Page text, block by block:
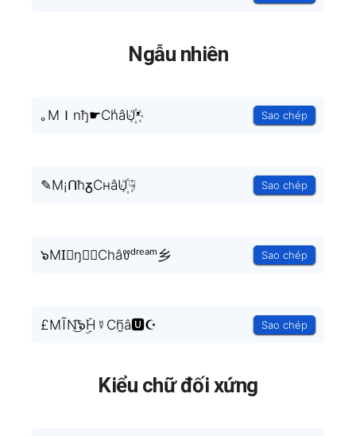
Ngẫu nhiên
｡MＩnђ☛Ch̾âU꙰ᵜ Sao chép
✎M¡ᑎħᵹCнâU꙰☟ Sao chép
๖MI⃒ŋⓗ✆Châꀎᵈʳᵉᵃᵐ乡 Sao chép
£MĨN͜͡๖ۣۜH☿Ch̰̃â🆄☪ Sao chép
Kiểu chữ đối xứng